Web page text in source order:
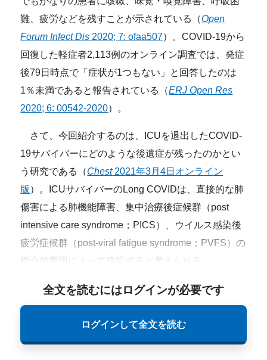
難、疲労などを残すことが示されている（Open
Forum Infect Dis 2020; 7: ofaa507）。COVID-19から
回復した軽症者2,113例のオンライン調査では、発症
後79日時点で「症状が1つもない」と回答したのは
1％未満であると報告されている（ERJ Open Res
2020; 6: 00542-2020）。
さて、今回紹介するのは、ICUを退出したCOVID-
19サバイバーにどのような後遺症が残ったのかとい
う研究である（Chest2021年3月4日オンライン
版 ）。ICUサバイバーのLong COVIDは、直接的な肺
傷害による肺機能障害、集中治療後症候群（post
intensive care syndrome；PICS）、ウイルス感染後
疲労症候群（post-viral fatigue syndrome；PVFS）の
複合的要因によって発症すると考えられる。
全文を読むにはログインが必要です
ログインして全文を読む